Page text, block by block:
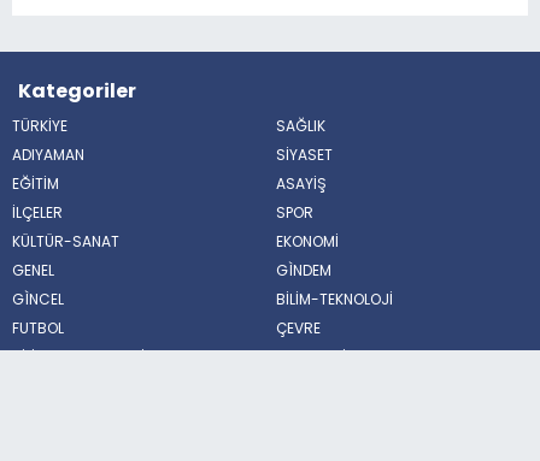
Kategoriler
TÜRKİYE
SAĞLIK
ADIYAMAN
SİYASET
EĞİTİM
ASAYİŞ
İLÇELER
SPOR
KÜLTÜR-SANAT
EKONOMİ
GENEL
GÌNDEM
GÌNCEL
BİLİM-TEKNOLOJİ
FUTBOL
ÇEVRE
BİLİM VE TEKNOLOJİ
HABERDE İNSAN